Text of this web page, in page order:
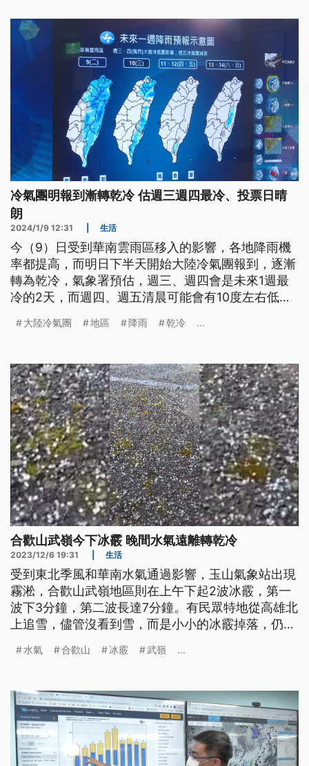
冷氣團明報到漸轉乾冷 估週三週四最冷、投票日晴
朗
2024/1/9 12:31 生活
今（9）日受到華南雲雨區移入的影響，各地降雨機
率都提高，而明日下半天開始大陸冷氣團報到，逐漸
轉為乾冷，氣象署預估，週三、週四會是未來1週最
冷的2天，而週四、週五清晨可能會有10度左右低溫
天氣。
大陸冷氣團 地區 降雨 乾冷 ...
合歡山武嶺今下冰霰 晚間水氣遠離轉乾冷
2023/12/6 19:31 生活
受到東北季風和華南水氣通過影響，玉山氣象站出現
霧淞，合歡山武嶺地區則在上午下起2波冰霰，第一
波下3分鐘，第二波長達7分鐘。有民眾特地從高雄北
上追雪，儘管沒看到雪，而是小小的冰霰掉落，仍讓
（6）日晚開始水氣逐漸離開台灣，天氣逐漸轉乾，
水氣 合歡山 冰霰 武嶺 ...